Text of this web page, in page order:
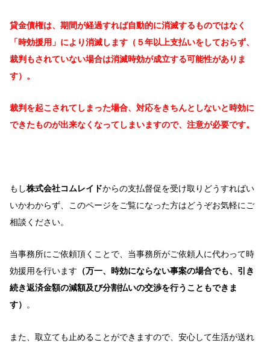
貸金債権は、期間が経過すれば自動的に消滅するものではなく
「時効援用」により消滅します（５年以上支払いをしておらず、
裁判もされていない場合は消滅時効が成立する可能性がありま
す）。
裁判を起こされてしまった場合、対応をきちんとしないと時効に
できたものが出来なくなってしまいますので、注意が必要です。
もし株式会社コムレイドからの支払督促を受け取りどうすればい
いかわからず、このページをご覧になった方はどうぞお気軽にご
相談ください。
当事務所にご依頼頂くことで、当事務所がご依頼人に代わって時
効援用を行います （万一、時効にならない事案の場合でも、引き
続き返済金額の減額及び分割払いの交渉を行うこともできま
す） 。
また、取立ても止めることができますので、安心して生活が送れ